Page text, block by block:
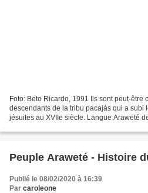
Foto: Beto Ricardo, 1991 Ils sont peut-être
descendants de la tribu pacajás qui a subi
jésuites au XVIIe siècle. Langue Araweté
Peuple Araweté - Histoire
Publié le 08/02/2020 à 16:39
Par caroleone